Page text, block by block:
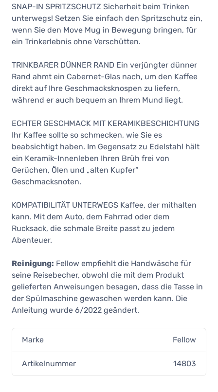
Auf Lager
Fellow Carter Move Mug 355 ml,
Sienna
41,90 €
Fellow Carter Move Mug 355 ml,
Really Red
41,90 €
Auf Lager
Fellow Carter Move Mug 355 ml,
Stone BLue
41,90 €
Auf Lager
Fellow Carter Move Mug 355 ml,
Matte Grey
41,90 €
Fellow Carter Move Mug 355 ml,
Matte Black
41,90 €
SNAP-IN SPRITZSCHUTZ Sicherheit beim Trinken
unterwegs! Setzen Sie einfach den Spritzschutz ein,
wenn Sie den Move Mug in Bewegung bringen, für
ein Trinkerlebnis ohne Verschütten.
TRINKBARER DÜNNER RAND Ein verjüngter dünner
Rand ahmt ein Cabernet-Glas nach, um den Kaffee
direkt auf Ihre Geschmacksknospen zu liefern,
während er auch bequem an Ihrem Mund liegt.
ECHTER GESCHMACK MIT KERAMIKBESCHICHTUNG
Ihr Kaffee sollte so schmecken, wie Sie es
beabsichtigt haben. Im Gegensatz zu Edelstahl hält
ein Keramik-Innenleben Ihren Brüh frei von
Gerüchen, Ölen und „alten Kupfer“
Geschmacksnoten.
KOMPATIBILITÄT UNTERWEGS Kaffee, der mithalten
kann. Mit dem Auto, dem Fahrrad oder dem
Rucksack, die schmale Breite passt zu jedem
Abenteuer.
Reinigung: Fellow empfiehlt die Handwäsche für
seine Reisebecher, obwohl die mit dem Produkt
gelieferten Anweisungen besagen, dass die Tasse in
der Spülmaschine gewaschen werden kann. Die
Anleitung wurde 6/2022 geändert.
Marke Fellow
Artikelnummer 14803